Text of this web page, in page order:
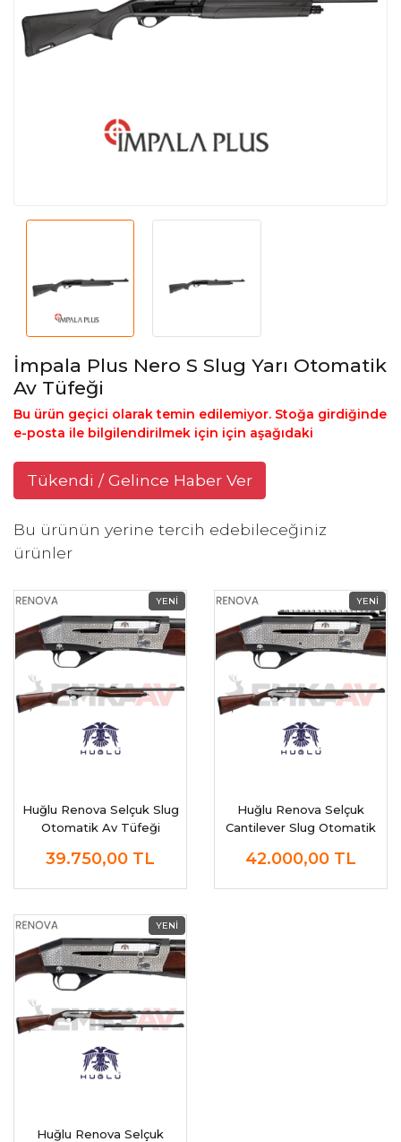
İmpala Plus Nero S Slug Yarı Otomatik
Av Tüfeği
Bu ürün geçici olarak temin edilemiyor. Stoğa girdiğinde
e-posta ile bilgilendirilmek için için aşağıdaki
Tükendi / Gelince Haber Ver
Bu ürünün yerine tercih edebileceğiniz
ürünler
Huğlu Renova Selçuk Slug
Otomatik Av Tüfeği
39.750,00 TL
Huğlu Renova Selçuk
Cantilever Slug Otomatik
42.000,00 TL
Huğlu Renova Selçuk